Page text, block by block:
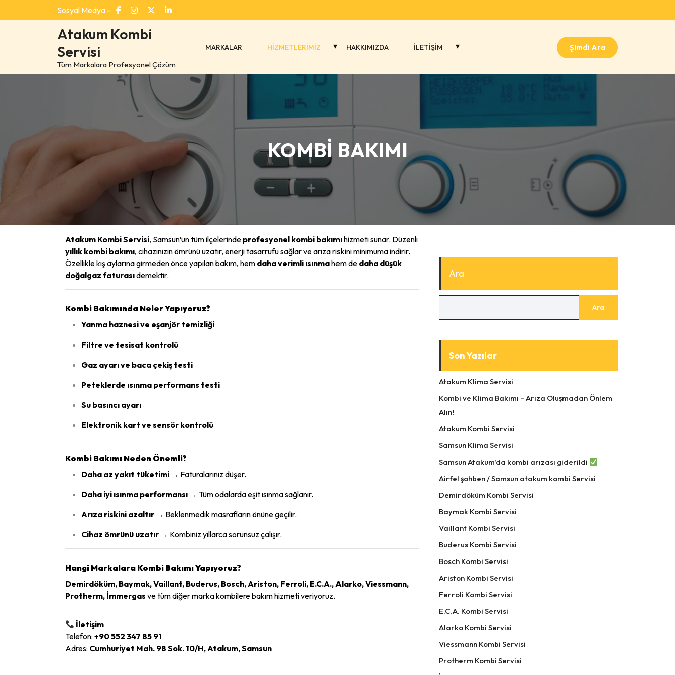
to
Sosyal Medya -
Atakum Kombi
Servisi
Tüm Markalara Profesyonel Çözüm
MARKALAR HİZMETLERİMİZ HAKKIMIZDA İLETİŞİM Şimdi Ara
KOMBİ BAKIMI
Atakum Kombi Servisi, Samsun’un tüm ilçelerinde profesyonel kombi bakımıhizmeti sunar. Düzenli
yıllık kombi bakımı, cihazınızın ömrünü uzatır, enerji tasarrufu sağlar ve arıza riskini minimuma indirir.
Özellikle kış aylarına girmeden önce yapılan bakım, hem daha verimli ısınmahem de daha düşük
doğalgaz faturasıdemektir.
Kombi Bakımında Neler Yapıyoruz?
Yanma haznesi ve eşanjör temizliği
Filtre ve tesisat kontrolü
Gaz ayarı ve baca çekiş testi
Peteklerde ısınma performans testi
Su basıncı ayarı
Elektronik kart ve sensör kontrolü
Kombi Bakımı Neden Önemli?
Daha az yakıt tüketimi → Faturalarınız düşer.
Daha iyi ısınma performansı → Tüm odalarda eşit ısınma sağlanır.
Arıza riskini azaltır → Beklenmedik masrafların önüne geçilir.
Cihaz ömrünü uzatır → Kombiniz yıllarca sorunsuz çalışır.
Hangi Markalara Kombi Bakımı Yapıyoruz?
Demirdöküm, Baymak, Vaillant, Buderus, Bosch, Ariston, Ferroli, E.C.A., Alarko, Viessmann,
Protherm, İmmergas ve tüm diğer marka kombilere bakım hizmeti veriyoruz.
İletişim
Telefon: +90 552 347 85 91
Adres: Cumhuriyet Mah. 98 Sok. 10/H, Atakum, Samsun
Ara
Ara
Son Yazılar
Atakum Klima Servisi
Kombi ve Klima Bakımı – Arıza Oluşmadan Önlem
Alın!
Atakum Kombi Servisi
Samsun Klima Servisi
Samsun Atakum’da kombi arızası giderildi
Airfel şohben / Samsun atakum kombi Servisi
Demirdöküm Kombi Servisi
Baymak Kombi Servisi
Vaillant Kombi Servisi
Buderus Kombi Servisi
Bosch Kombi Servisi
Ariston Kombi Servisi
Ferroli Kombi Servisi
E.C.A. Kombi Servisi
Alarko Kombi Servisi
Viessmann Kombi Servisi
Protherm Kombi Servisi